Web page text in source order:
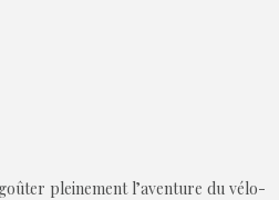
pleinement l’aventure du vélo-